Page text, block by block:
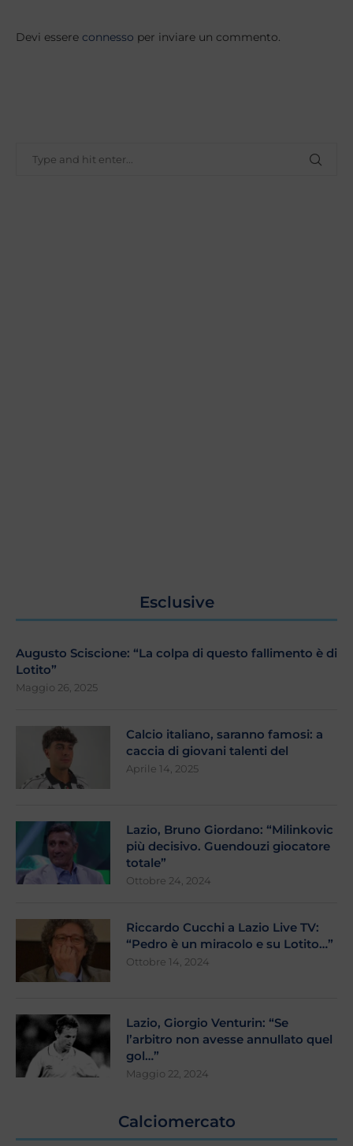
Devi essere connesso per inviare un commento.
Esclusive
Augusto Sciscione: “La colpa di questo fallimento è di
Lotito”
Maggio 26, 2025
Calcio italiano, saranno famosi: a
caccia di giovani talenti del
Aprile 14, 2025
Lazio, Bruno Giordano: “Milinkovic
più decisivo. Guendouzi giocatore
totale”
Ottobre 24, 2024
Riccardo Cucchi a Lazio Live TV:
“Pedro è un miracolo e su Lotito…”
Ottobre 14, 2024
Lazio, Giorgio Venturin: “Se
l’arbitro non avesse annullato quel
gol…”
Maggio 22, 2024
Calciomercato